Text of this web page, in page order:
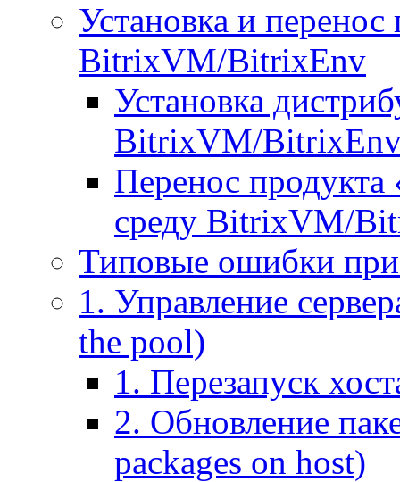
Установка и
BitrixVM/BitrixEnv
Установка
BitrixVM/
Перенос
среду BitrixVM/
Типовые ошибки при
1. Управление
the pool)
1. Перезапуск
2. Обновление
packages on host)